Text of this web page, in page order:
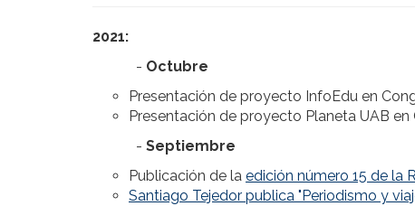
2021:
- Octubre
Presentación de proyecto InfoEdu en
Presentación de proyecto Planeta UAB
- Septiembre
Publicación de la edición número 15 de la
Santiago Tejedor publica "Periodismo y